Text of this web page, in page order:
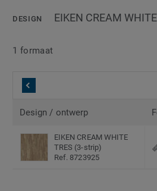
DESIGN EIKEN CREAM
1 formaat
Design / ontwerp
EIKEN CREAM WHITE
TRES (3-strip)
Ref. 8723925